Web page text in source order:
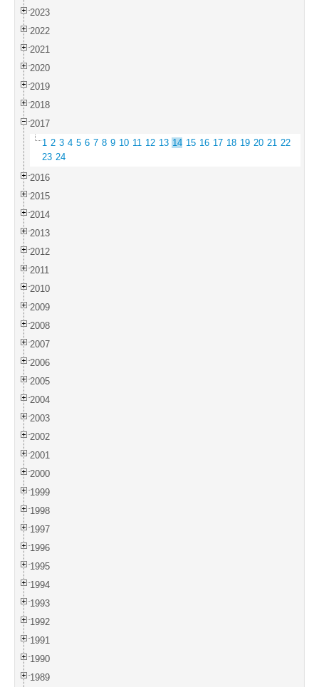
2023
2022
2021
2020
2019
2018
2017
1 2 3 4 5 6 7 8 9 10 11 12 13 14 15 16 17 18 19 20 21 22
23 24
2016
2015
2014
2013
2012
2011
2010
2009
2008
2007
2006
2005
2004
2003
2002
2001
2000
1999
1998
1997
1996
1995
1994
1993
1992
1991
1990
1989